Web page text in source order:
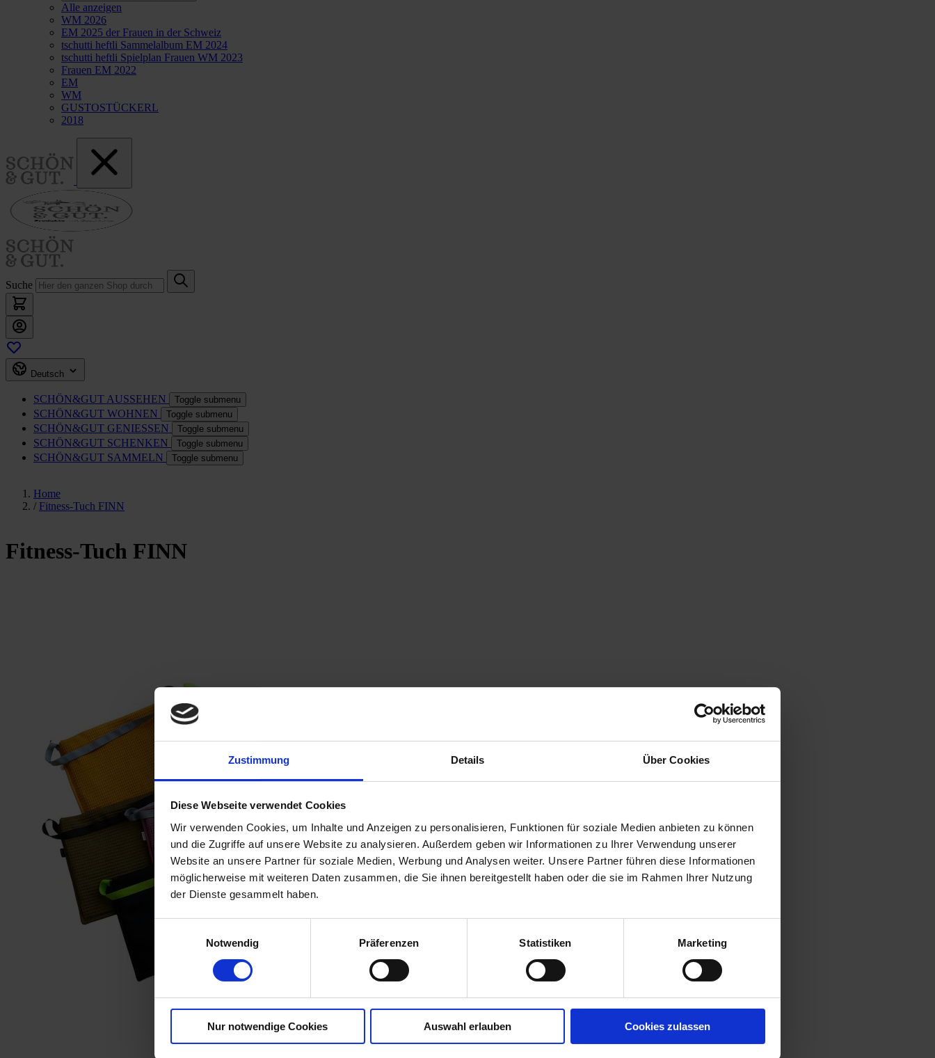
Zustimmung Details Über Cookies
Diese Webseite verwendet Cookies
Wir verwenden Cookies, um Inhalte und Anzeigen zu personalisieren, Funktionen für soziale Medien anbieten zu können
und die Zugriffe auf unsere Website zu analysieren. Außerdem geben wir Informationen zu Ihrer Verwendung unserer
Website an unsere Partner für soziale Medien, Werbung und Analysen weiter. Unsere Partner führen diese Informationen
möglicherweise mit weiteren Daten zusammen, die Sie ihnen bereitgestellt haben oder die sie im Rahmen Ihrer Nutzung
der Dienste gesammelt haben.
Notwendig
Präferenzen Statistiken Marketing
Nur notwendige Cookies Auswahl erlauben Cookies zulassen
Alle anzeigen
WM 2026
EM 2025 der Frauen in der Schweiz
tschutti heftli Sammelalbum EM 2024
tschutti heftli Spielplan Frauen WM 2023
Frauen EM 2022
EM
WM
GUSTOSTÜCKERL
2018
Suche
Deutsch
SCHÖN&GUT AUSSEHEN Toggle submenu
SCHÖN&GUT WOHNEN Toggle submenu
SCHÖN&GUT GENIESSEN Toggle submenu
SCHÖN&GUT SCHENKEN Toggle submenu
SCHÖN&GUT SAMMELN Toggle submenu
Home
/ Fitness-Tuch FINN
Fitness-Tuch FINN